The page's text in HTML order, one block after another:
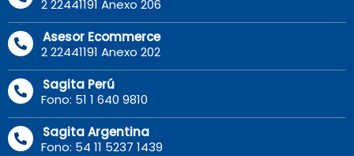
2 22441191 Anexo 206
Asesor Ecommerce
2 22441191 Anexo 202
Sagita Perú
Fono: 51 1 640 9810
Sagita Argentina
Fono: 54 11 5237 1439